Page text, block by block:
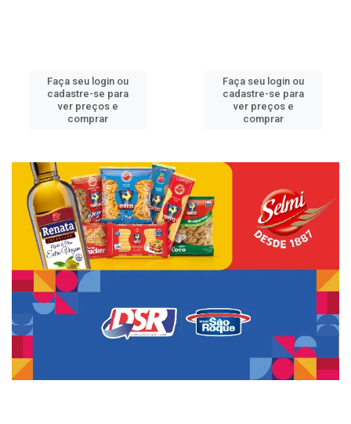
Faça seu login ou
cadastre-se para
ver preços e
comprar
Faça seu login ou
cadastre-se para
ver preços e
comprar